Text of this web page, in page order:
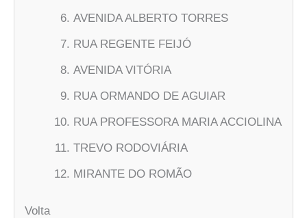
AVENIDA ALBERTO TORRES
RUA REGENTE FEIJÓ
AVENIDA VITÓRIA
RUA ORMANDO DE AGUIAR
RUA PROFESSORA MARIA ACCIOLINA
TREVO RODOVIÁRIA
MIRANTE DO ROMÃO
Volta